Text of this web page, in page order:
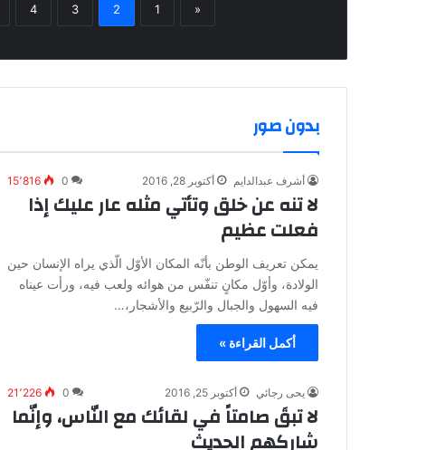
«
1
2
3
4
بدون صور
أشرف عبدالدايم أكتوبر 28, 2016 0 15٬816
لا تنه عن خلق وتأتي مثله عار عليك إذا
فعلت عظيم
يمكن تعريف الوطن بأنّه المكان الأوّل الّذي يراه الإنسان حين
الولادة، وأوّل مكانٍ تنفّس من هوائه ولعب فيه، ورأت عيناه
فيه السهول والجبال والرّبيع والأشجار،…
أكمل القراءة »
يحى رجائي أكتوبر 25, 2016 0 21٬226
لا تبقَ صامتاً في لقائك مع النّاس، وإنّما
شاركهم الحديث